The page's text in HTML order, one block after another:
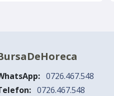
0726.467.548
0726.467.548